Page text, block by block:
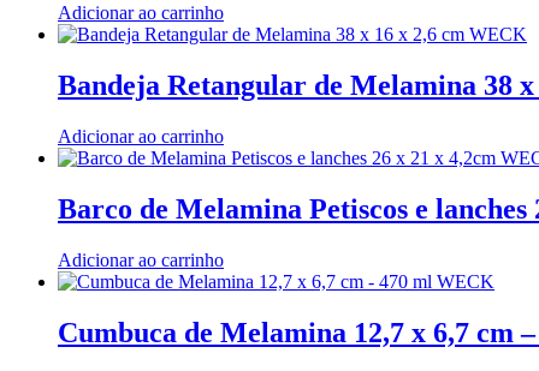
Adicionar ao carrinho
Bandeja Retangular de Melamina 38
Adicionar ao carrinho
Barco de Melamina Petiscos e
Adicionar ao carrinho
Cumbuca de Melamina 12,7 x 6,7 cm